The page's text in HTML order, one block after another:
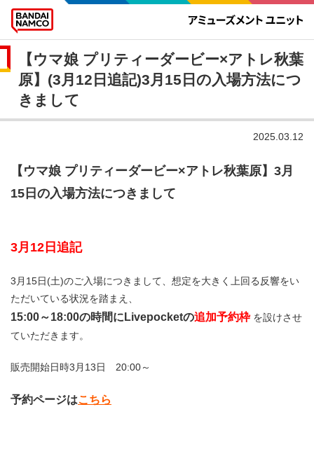
【ウマ娘 プリティーダービー×アトレ秋葉
原】(3月12日追記)3月15日の入場方法につ
きまして
2025.03.12
【ウマ娘 プリティーダービー×アトレ秋葉原】3月
15日の入場方法につきまして
3月12日追記
3月15日(土)のご入場につきまして、想定を大きく上回る反響をい
ただいている状況を踏まえ、
15:00～18:00の時間にLivepocketの追加予約枠 を設けさせ
ていただきます。
販売開始日時3月13日 20:00～
予約ページはこちら